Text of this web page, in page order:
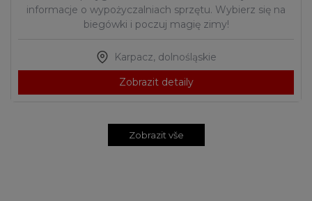
informacje o wypożyczalniach sprzętu. Wybierz się na
biegówki i poczuj magię zimy!
Karpacz, dolnośląskie
Zobrazit detaily
Zobrazit vše